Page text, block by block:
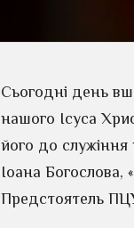
Сьогодні день
нашого Ісуса
його до служіння
Іоана Богослова,
Предстоятель